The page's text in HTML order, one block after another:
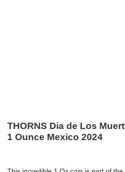
THORNS Dia de Los
1 Ounce Mexico 2024